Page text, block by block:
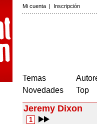
Mi cuenta | Inscripción
Temas
Novedades
Top
Jeremy Dixon
1